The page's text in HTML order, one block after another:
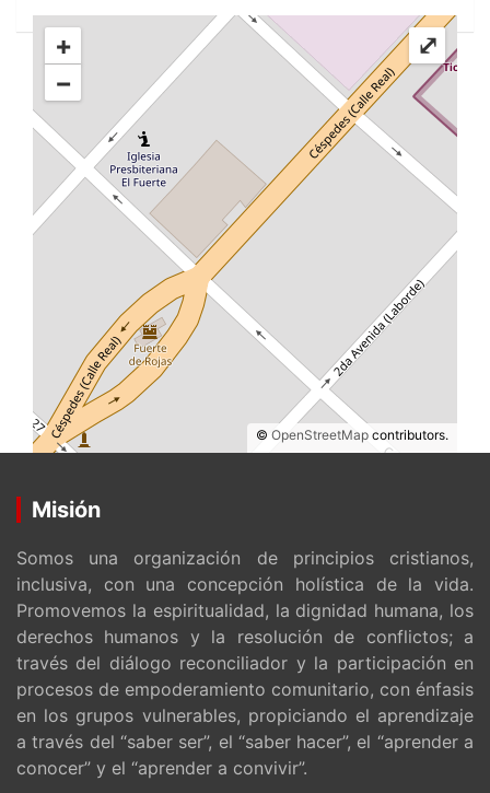
+
−
© OpenStreetMap contributors.
⤢
Misión
Somos una organización de principios cristianos,
inclusiva, con una concepción holística de la vida.
Promovemos la espiritualidad, la dignidad humana, los
derechos humanos y la resolución de conflictos; a
través del diálogo reconciliador y la participación en
procesos de empoderamiento comunitario, con énfasis
en los grupos vulnerables, propiciando el aprendizaje
a través del “saber ser”, el “saber hacer”, el “aprender a
conocer” y el “aprender a convivir”.